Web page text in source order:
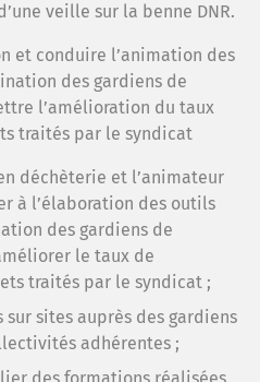
veille sur la benne DNR.
et conduire l’animation des
des gardiens de
l’amélioration du taux
traités par le syndicat
déchèterie et l’animateur
à l’élaboration des outils
des gardiens de
le taux de
traités par le syndicat ;
sites auprès des gardiens
adhérentes ;